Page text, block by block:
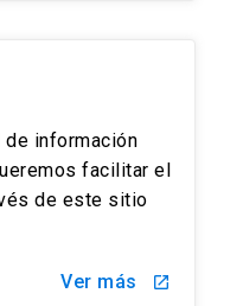
de información
facilitar el
de este sitio
Ver más launch